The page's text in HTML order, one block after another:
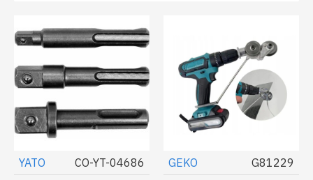
YATO CO-YT-04686 GEKO G81229